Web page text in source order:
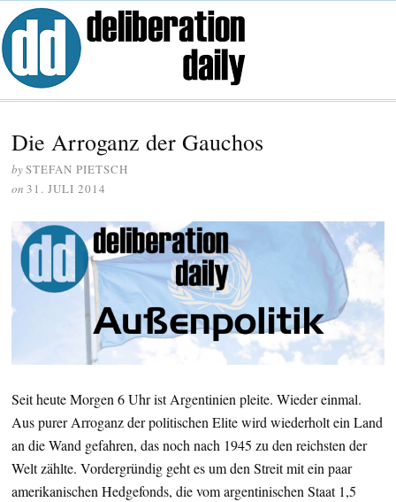
Die Arroganz der Gauchos
bySTEFAN PIETSCH
on 31. JULI 2014
Seit heute Morgen 6 Uhr ist Argentinien pleite. Wieder einmal.
Aus purer Arroganz der politischen Elite wird wiederholt ein Land
an die Wand gefahren, das noch nach 1945 zu den reichsten der
Welt zählte. Vordergründig geht es um den Streit mit ein paar
amerikanischen Hedgefonds, die vom argentinischen Staat 1,5